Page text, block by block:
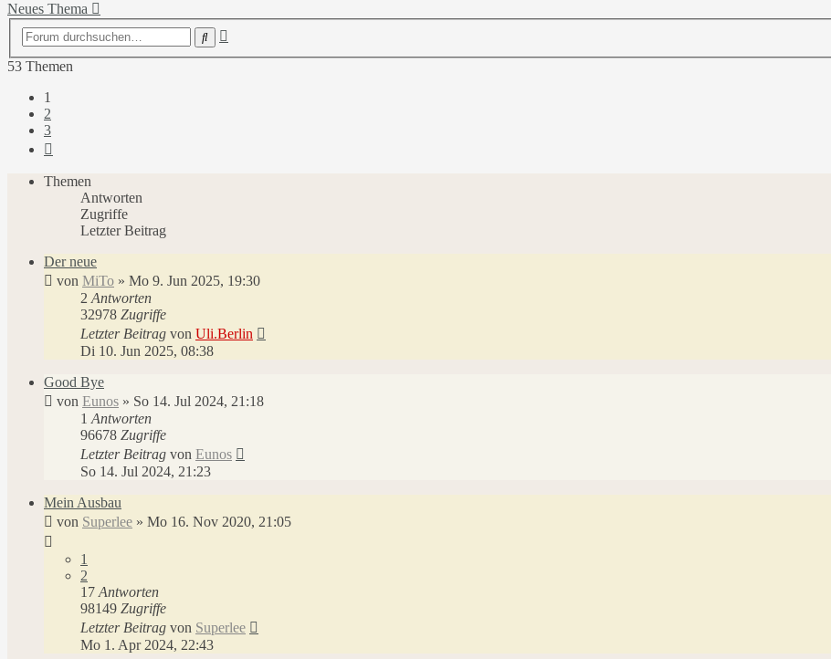
Neues Thema
Suche
53 Themen
1
2
3
Themen
Antworten
Zugriffe
Letzter Beitrag
Der neue
von MiTo » Mo 9. Jun 2025, 19:30
2 Antworten
32978 Zugriffe
Letzter Beitrag von Uli.Berlin
Di 10. Jun 2025, 08:38
Good Bye
von Eunos » So 14. Jul 2024, 21:18
1 Antworten
96678 Zugriffe
Letzter Beitrag von Eunos
So 14. Jul 2024, 21:23
Mein Ausbau
von Superlee » Mo 16. Nov 2020, 21:05
1
2
17 Antworten
98149 Zugriffe
Letzter Beitrag von Superlee
Mo 1. Apr 2024, 22:43